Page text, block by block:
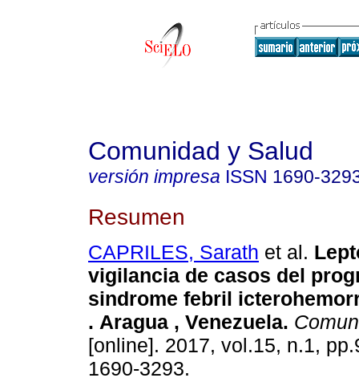
Comunidad y Salud
versión impresa ISSN 1690-
Resumen
CAPRILES, Sarath et al.
vigilancia de casos del
sindrome febril
. Aragua , Venezuela.
[online]. 2017, vol.15, n.1,
1690-3293.